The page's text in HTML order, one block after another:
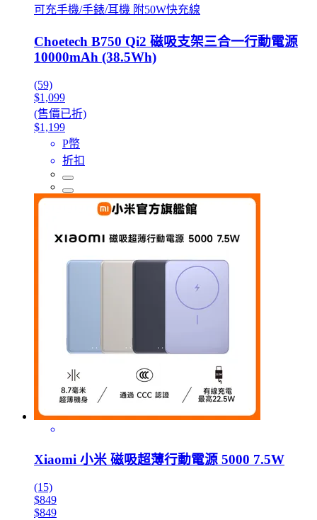
可充手機/手錶/耳機 附50W快充線
Choetech B750 Qi2 磁吸支架三合一行動電源
10000mAh (38.5Wh)
(59)
$1,099
(售價已折)
$1,199
P幣
折扣
Xiaomi 小米 磁吸超薄行動電源 5000 7.5W
(15)
$849
$849